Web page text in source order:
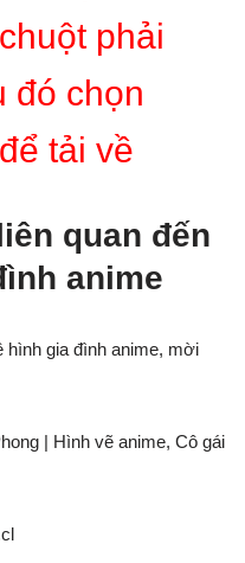
phải
đó chọn
tải về
quan đến
anime
hình gia đình anime, mời
| Hình vẽ anime, Cô gái